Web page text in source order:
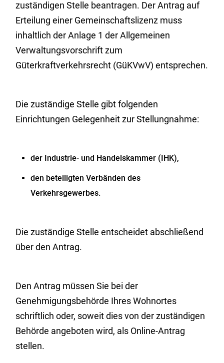
zuständigen Stelle beantragen. Der Antrag auf
Erteilung einer Gemeinschaftslizenz muss
inhaltlich der Anlage 1 der Allgemeinen
Verwaltungsvorschrift zum
Güterkraftverkehrsrecht (GüKVwV) entsprechen.
Die zuständige Stelle gibt folgenden
Einrichtungen Gelegenheit zur Stellungnahme:
der Industrie- und Handelskammer (IHK),
den beteiligten Verbänden des
Verkehrsgewerbes.
Die zuständige Stelle entscheidet abschließend
über den Antrag.
Den Antrag müssen Sie bei der
Genehmigungsbehörde Ihres Wohnortes
schriftlich oder, soweit dies von der zuständigen
Behörde angeboten wird, als Online-Antrag
stellen.